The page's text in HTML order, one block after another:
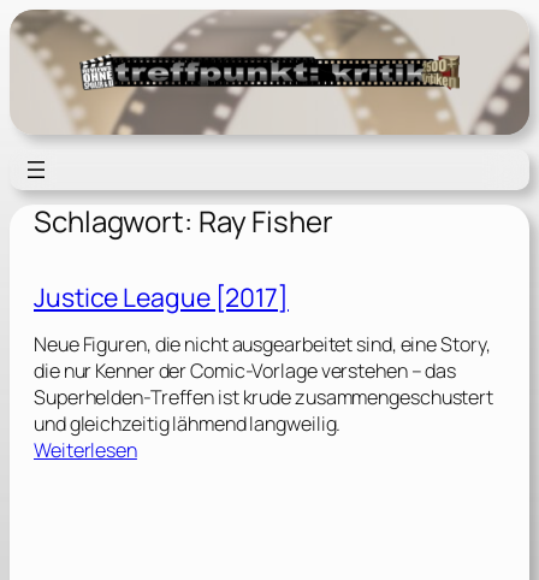
Zum
Inhalt
springen
Schlagwort: Ray Fisher
Justice League [2017]
Neue Figuren, die nicht ausgearbeitet sind, eine Story,
die nur Kenner der Comic-Vorlage verstehen – das
Superhelden-Treffen ist krude zusammengeschustert
und gleichzeitig lähmend langweilig.
Weiterlesen: